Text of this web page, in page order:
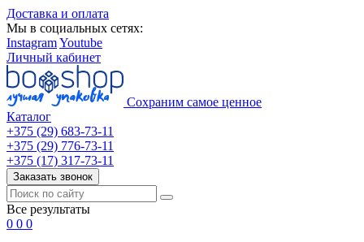
Доставка и оплата
Мы в социальных сетях:
InstagramYoutube
Личный кабинет
Сохраним самое ценное
Каталог
+375 (29) 683-73-11
+375 (29) 776-73-11
+375 (17) 317-73-11
Заказать звонок
Все результаты
0 0 0